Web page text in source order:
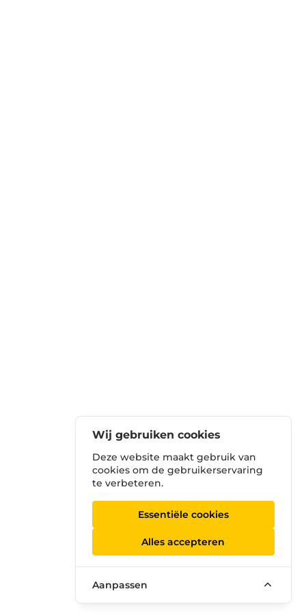
Wij gebruiken cookies
Deze website maakt gebruik van
cookies om de gebruikerservaring
te verbeteren.
Essentiële cookies
Alles accepteren
Aanpassen